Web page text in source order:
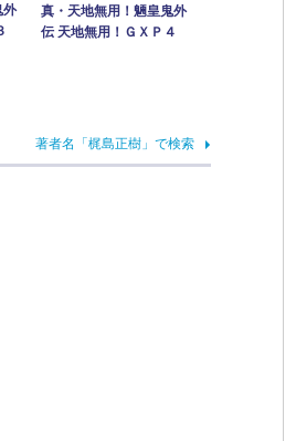
外
真・天地無用！魎皇鬼外
伝 天地無用！ＧＸＰ４
著者名「梶島正樹」で検索